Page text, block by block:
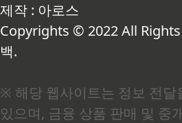
제작 : 아로스
Copyrights © 2022 All
백.
※ 해당 웹사이트는 정보 전달
있으며, 금융 상품 판매 및 중